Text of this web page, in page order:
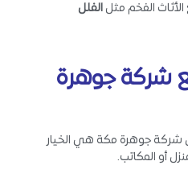
الفخم مثل الفلل
شركة جوهرة
شركة جوهرة مكة هي الخيار
أو المكاتب.